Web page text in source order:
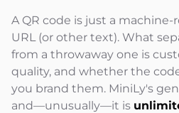
A QR code is just a
URL (or other text). What
from a throwaway one is
quality, and whether the
you brand them. MiniLy's
and—unusually—it is